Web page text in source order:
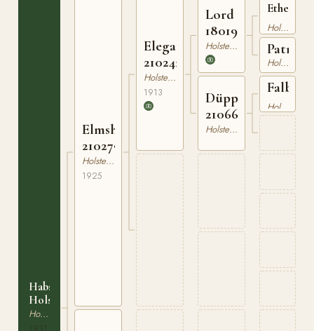
Habsburg
Holst.2349
Holsteiner
Elmshorn
210279525
Holsteiner
1925
Elegant
210242113
Holsteiner
1913
Lord
180193397
Holsteiner
Düppel
210667107
Holsteiner
Ethelbert
210119774
Holsteiner
Patria
Holsteiner
Falb
Holsteiner